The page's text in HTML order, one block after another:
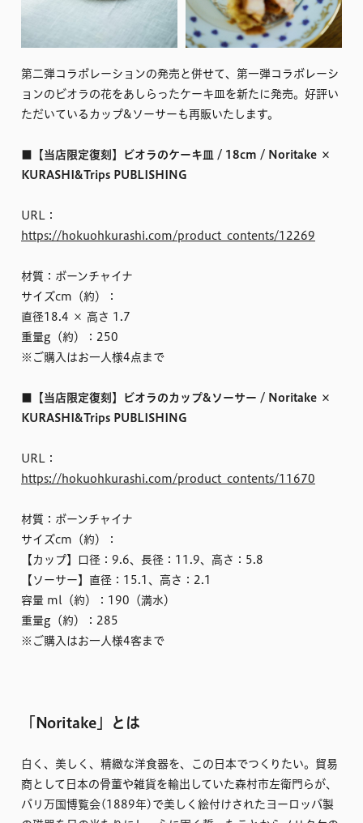
第二弾コラボレーションの発売と併せて、第一弾コラボレーシ
ョンのビオラの花をあしらったケーキ皿を新たに発売。好評い
ただいているカップ&ソーサーも再販いたします。
■【当店限定復刻】ビオラのケーキ皿 / 18cm / Noritake ×
KURASHI&Trips PUBLISHING
URL：
https://hokuohkurashi.com/product_contents/12269
材質：ボーンチャイナ
サイズcm（約）：
直径18.4 × 高さ 1.7
重量g（約）：250
※ご購入はお一人様4点まで
■【当店限定復刻】ビオラのカップ&ソーサー / Noritake ×
KURASHI&Trips PUBLISHING
URL：
https://hokuohkurashi.com/product_contents/11670
材質：ボーンチャイナ
サイズcm（約）：
【カップ】口径：9.6、長径：11.9、高さ：5.8
【ソーサー】直径：15.1、高さ：2.1
容量 ml（約）：190（満水）
重量g（約）：285
※ご購入はお一人様4客まで
「Noritake」とは
白く、美しく、精緻な洋食器を、この日本でつくりたい。貿易
商として日本の骨董や雑貨を輸出していた森村市左衛門らが、
パリ万国博覧会(1889年)で美しく絵付けされたヨーロッパ製